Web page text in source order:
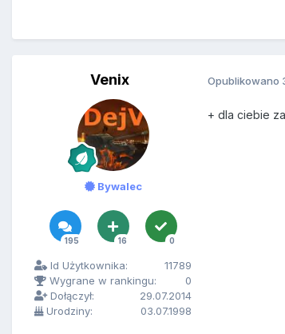
Venix
Bywalec
195 16 0
Id Użytkownika:
11789
Wygrane w rankingu:
0
Dołączył:
29.07.2014
Urodziny:
03.07.1998
Opublikowano
+ dla ciebie